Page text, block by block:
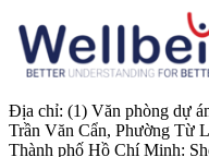
Địa chỉ: (1) Văn phòng dự
Trần Văn Cẩn, Phường Từ
Thành phố Hồ Chí Minh: